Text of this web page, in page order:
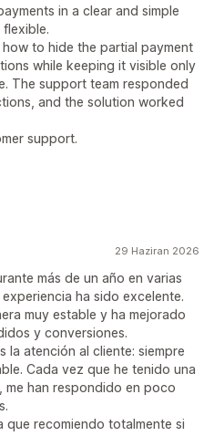
in a clear and simple
to hide the partial payment
while keeping it visible only
The support team responded
and the solution worked
support.
29 Haziran 2026
más de un año en varias
ha sido excelente.
muy estable y ha mejorado
y conversiones.
la atención al cliente: siempre
Cada vez que he tenido una
han respondido en poco
que recomiendo totalmente si